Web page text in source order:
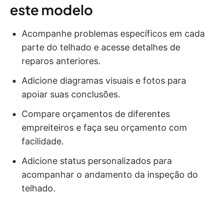
este modelo
Acompanhe problemas específicos em cada
parte do telhado e acesse detalhes de
reparos anteriores.
Adicione diagramas visuais e fotos para
apoiar suas conclusões.
Compare orçamentos de diferentes
empreiteiros e faça seu orçamento com
facilidade.
Adicione status personalizados para
acompanhar o andamento da inspeção do
telhado.